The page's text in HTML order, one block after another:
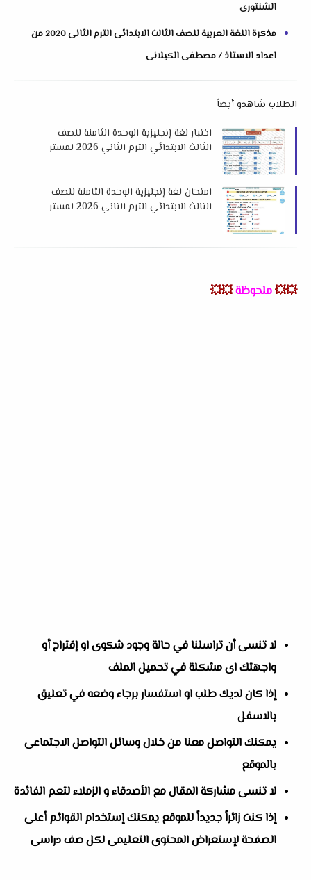
الشنتورى
مذكرة اللغة العربية للصف الثالث الابتدائى الترم الثانى 2020 من
اعداد الاستاذ / مصطفى الكيلانى
الطلاب شاهدو أيضاً
اختبار لغة إنجليزية الوحدة الثامنة للصف
الثالث الابتدائي الترم الثاني 2026 لمستر
امتحان لغة إنجليزية الوحدة الثامنة للصف
الثالث الابتدائي الترم الثاني 2026 لمستر
💥💥ملحوظة💥💥
لا تنسى أن تراسلنا في حالة وجود شكوى او إقتراح أو
واجهتك اى مشكلة في تحميل الملف
إذا كان لديك طلب او استفسار برجاء وضعه في تعليق
بالاسفل
يمكنك التواصل معنا من خلال وسائل التواصل الاجتماعى
بالموقع
لا تنسى مشاركة المقال مع الأصدقاء و الزملاء لتعم الفائدة
إذا كنت زائراً جديداً للموقع يمكنك إستخدام القوائم أعلى
الصفحة لإستعراض المحتوى التعليمى لكل صف دراسى